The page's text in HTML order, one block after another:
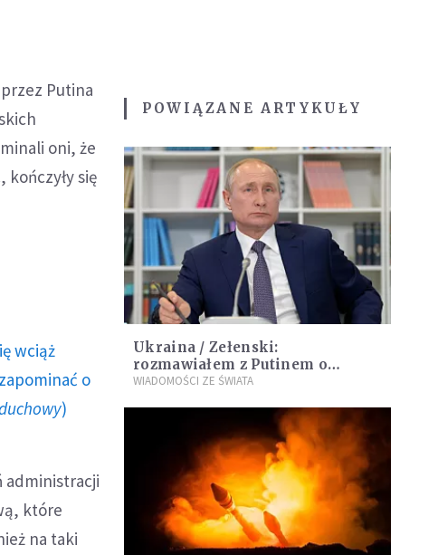
Putina
oni, że
się
wciąż
o
)
administracji
które
na taki
POWIĄZANE ARTYKUŁY
Ukraina / Zełenski:
rozmawiałem z Putinem o
sytuacji w Donbasie
WIADOMOŚCI ZE ŚWIATA